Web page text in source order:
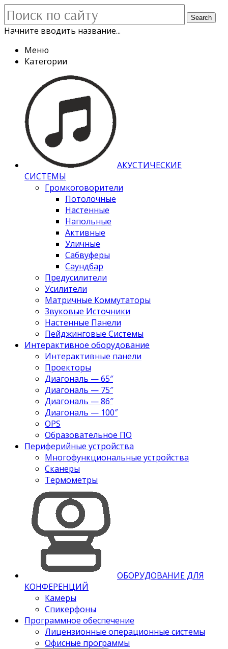
Search
Начните вводить название...
Меню
Категории
АКУСТИЧЕСКИЕ
СИСТЕМЫ
Громкоговорители
Потолочные
Настенные
Напольные
Активные
Уличные
Сабвуферы
Саундбар
Предусилители
Усилители
Матричные Коммутаторы
Звуковые Источники
Настенные Панели
Пейджинговые Системы
Интерактивное оборудование
Интерактивные панели
Проекторы
Диагональ — 65″
Диагональ — 75″
Диагональ — 86″
Диагональ — 100″
OPS
Образовательное ПО
Периферийные устройства
Многофункциональные устройства
Сканеры
Термометры
ОБОРУДОВАНИЕ ДЛЯ
КОНФЕРЕНЦИЙ
Камеры
Спикерфоны
Программное обеспечение
Лицензионные операционные системы
Офисные программы